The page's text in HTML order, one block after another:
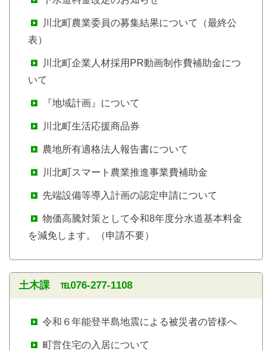
川北町農業委員の募集結果について（最終公
表）
川北町企業人材採用PR動画制作費補助金につ
いて
『地域計画』について
川北町生活応援商品券
農地所有適格法人報告書について
川北町スマート農業推進事業費補助金
先端設備等導入計画の認定申請について
物価高騰対策として令和8年度分水道基本料金
を減免します。（申請不要）
土木課 ℡076-277-1108
令和６年能登半島地震による被災者の皆様へ
町営住宅の入居について